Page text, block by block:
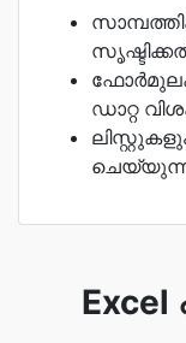
ഡാറ്റ
Excel